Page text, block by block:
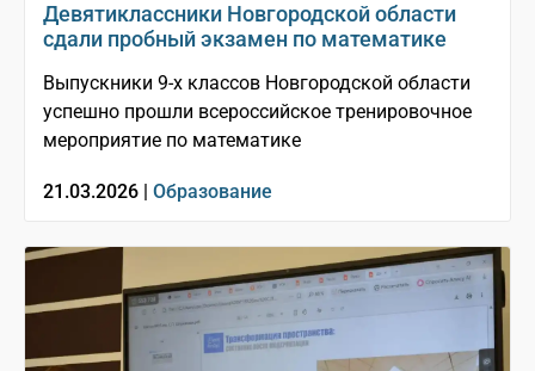
Девятиклассники Новгородской области
сдали пробный экзамен по математике
Выпускники 9-х классов Новгородской области
успешно прошли всероссийское тренировочное
мероприятие по математике
21.03.2026 | Образование